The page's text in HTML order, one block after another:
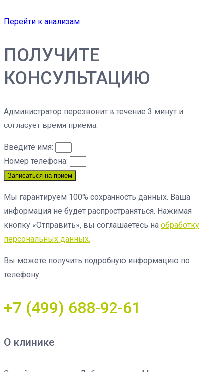
Перейти к анализам
ПОЛУЧИТЕ
КОНСУЛЬТАЦИЮ
Администратор перезвонит в течение 3 минут и
согласует время приема.
Введите имя:
Номер телефона:
Записаться на прием
Мы гарантируем 100% сохранность данных. Ваша
информация не будет распространяться. Нажимая
кнопку «Отправить», вы соглашаетесь на обработку
персональных данных.
Вы можете получить подробную информацию по
телефону:
+7 (499) 688-92-61
О клинике